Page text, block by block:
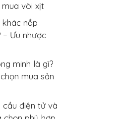
vòi xịt
nắp
Ưu nhược
minh là gì?
mua sản
cầu điện tử và